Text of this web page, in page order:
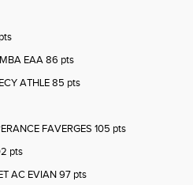
EAA 86 pts
ATHLE 85 pts
FAVERGES 105 pts
pts
AC EVIAN 97 pts